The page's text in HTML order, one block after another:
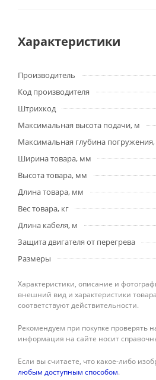
Характеристики
Производитель
Код производителя
Штрихкод
Максимальная высота подачи, м
Максимальная глубина
Ширина товара, мм
Высота товара, мм
Длина товара, мм
Вес товара, кг
Длина кабеля, м
Защита двигателя от перегрева
Размеры
Характеристики, описание и
внешний вид и характеристики
соответствуют действительности.
Рекомендуем при покупке проверять
информация на сайте носит
Если вы считаете, что какое-либо
любым доступным способом.